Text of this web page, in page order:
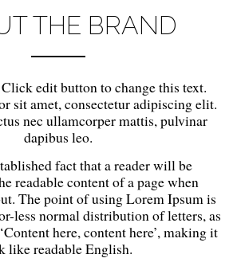
THE BRAND
edit button to change this text.
sit amet, consectetur adipiscing elit.
nec ullamcorper mattis, pulvinar
dapibus leo.
fact that a reader will be
readable content of a page when
The point of using Lorem Ipsum is
less normal distribution of letters, as
here, content here’, making it
like readable English.